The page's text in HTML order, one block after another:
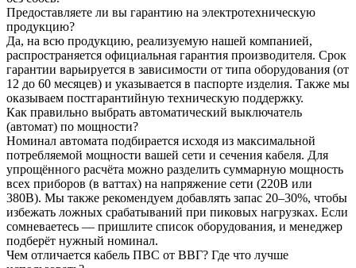
Предоставляете ли вы гарантию на электротехническую
продукцию?
Да, на всю продукцию, реализуемую нашей компанией,
распространяется официальная гарантия производителя. Срок
гарантии варьируется в зависимости от типа оборудования (от
12 до 60 месяцев) и указывается в паспорте изделия. Также мы
оказываем постгарантийную техническую поддержку.
Как правильно выбрать автоматический выключатель
(автомат) по мощности?
Номинал автомата подбирается исходя из максимальной
потребляемой мощности вашей сети и сечения кабеля. Для
упрощённого расчёта можно разделить суммарную мощность
всех приборов (в ваттах) на напряжение сети (220В или
380В). Мы также рекомендуем добавлять запас 20–30%, чтобы
избежать ложных срабатываний при пиковых нагрузках. Если
сомневаетесь — пришлите список оборудования, и менеджер
подберёт нужный номинал.
Чем отличается кабель ПВС от ВВГ? Где что лучше